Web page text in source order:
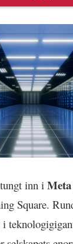
inn i Meta
Square.
i